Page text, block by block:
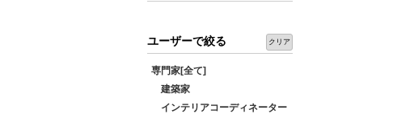
ユーザーで絞る クリア
専門家[全て]
建築家
インテリアコーディネーター